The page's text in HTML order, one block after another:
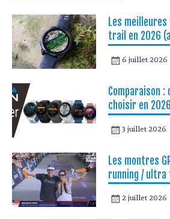
Les
trail en 2026
6 juillet 2026
Comparaison :
choisir en
3 juillet 2026
Les montres
running /
2 juillet 2026